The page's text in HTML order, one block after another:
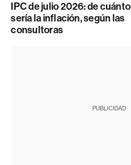
IPC de julio 2026: de cuánto
sería la inflación, según las
consultoras
PUBLICIDAD